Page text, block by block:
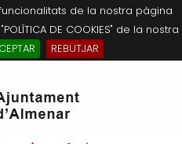
de la nostra pàgina
DE COOKIES" de la nostra
REBUTJAR